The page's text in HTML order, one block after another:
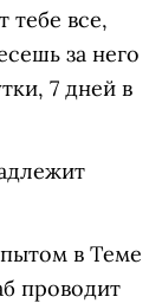
тебе все,
за него
7 дней в
в Теме
проводит